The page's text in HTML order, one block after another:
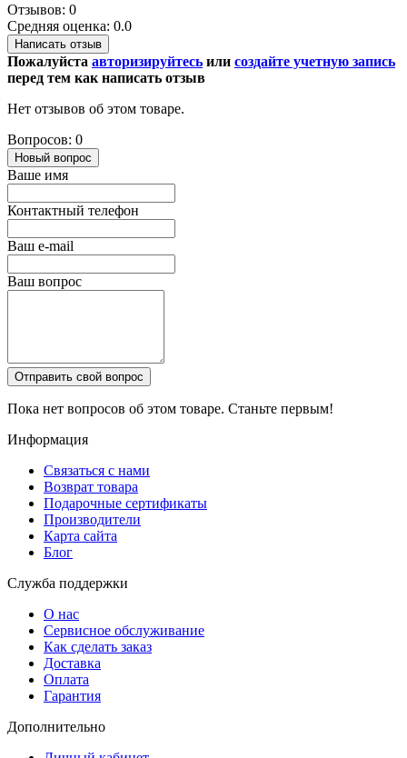
Отзывов: 0
Средняя оценка: 0.0
Написать отзыв
Пожалуйста авторизируйтесь или создайте учетную запись
перед тем как написать отзыв
Нет отзывов об этом товаре.
Вопросов: 0
Новый вопрос
Ваше имя
Контактный телефон
Ваш e-mail
Ваш вопрос
Отправить свой вопрос
Пока нет вопросов об этом товаре. Станьте первым!
Информация
Связаться с нами
Возврат товара
Подарочные сертификаты
Производители
Карта сайта
Блог
Служба поддержки
О нас
Сервисное обслуживание
Как сделать заказ
Доставка
Оплата
Гарантия
Дополнительно